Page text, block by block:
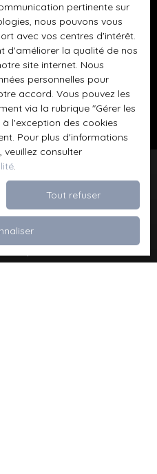
traitement de vos
consulter notre
.
annonces
pertinente sur
nous pouvons vous
avec vos centres d'intérêt.
d'améliorer la qualité de nos
site internet. Nous
personnelles pour
accord. Vous pouvez les
via la rubrique ″Gérer les
l'exception des cookies
Pour plus d'informations
veuillez consulter
.
Tout refuser